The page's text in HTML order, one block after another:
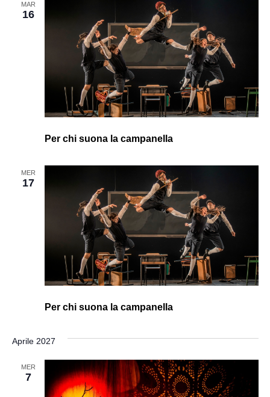
MAR
16
Per chi suona la campanella
MER
17
Per chi suona la campanella
Aprile 2027
MER
7